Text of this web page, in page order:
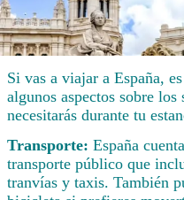
Si vas a viajar a España,
algunos aspectos sobre
necesitarás durante tu
Transporte: España
transporte público que
tranvías y taxis. También